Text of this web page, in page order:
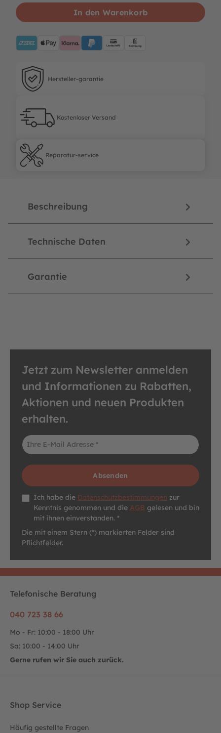
In den Warenkorb
ApplePayKlarna PayPalBlueLastschrift
Hersteller-garantie
Hersteller-garantie
Kostenloser Versand
Kostenloser Versand
Reparatur-service
Reparatur-service
Beschreibung
Technische Daten
Garantie
Jetzt zum Newsletter anmelden
und Informationen zu Rabatten,
Aktionen und neuen Produkten
erhalten.
E-Mail-Adresse*
Absenden
Datenschutz *
Ich habe die Datenschutzbestimmungen zur
Kenntnis genommen und die AGB gelesen und bin
mit ihnen einverstanden. *
Die mit einem Stern (*) markierten Felder sind
Pflichtfelder.
Telefonische Beratung
040 723 38 66
Mo - Fr: 10:00 - 18:00 Uhr
Sa: 10:00 - 14:00 Uhr
Gerne rufen wir Sie auch zurück.
Shop Service
Häufig gestellte Fragen